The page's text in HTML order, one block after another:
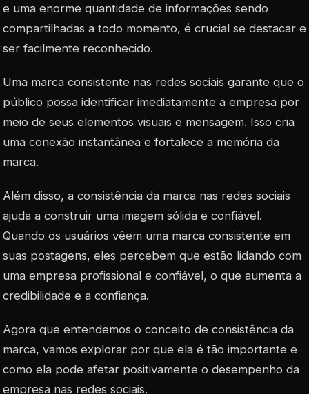
e uma enorme quantidade de informações sendo
compartilhadas a todo momento, é crucial se destacar e
ser facilmente reconhecido.
Uma marca consistente nas redes sociais garante que o
público possa identificar imediatamente a empresa por
meio de seus elementos visuais e mensagem. Isso cria
uma conexão instantânea e fortalece a memória da
marca.
Além disso, a consistência da marca nas redes sociais
ajuda a construir uma imagem sólida e confiável.
Quando os usuários vêem uma marca consistente em
suas postagens, eles percebem que estão lidando com
uma empresa profissional e confiável, o que aumenta a
credibilidade e a confiança.
Agora que entendemos o conceito de consistência da
marca, vamos explorar por que ela é tão importante e
como ela pode afetar positivamente o desempenho da
empresa nas redes sociais.